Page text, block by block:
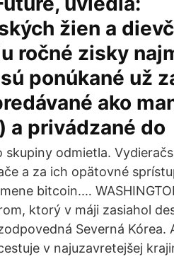
žien a
ročné zisky
ponúkané už
ako
a privádzané do
odmietla.
a za ich opätovné
bitcoin.…
ktorý v máji zasiahol
Severná Kórea.
v najuzavretejšej